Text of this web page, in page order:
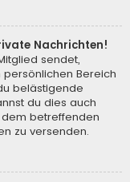
Nachrichten!
sendet,
Bereich
belästigende
du dies auch
betreffenden
zu versenden.